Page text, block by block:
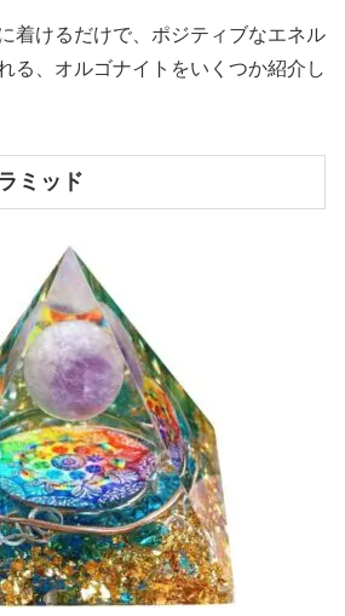
着けるだけで、ポジティブなエネル
る、オルゴナイトをいくつか紹介し
ミッド